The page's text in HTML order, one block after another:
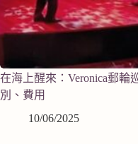
在海上醒來：Veronica郵輪
別、費用
10/06/2025